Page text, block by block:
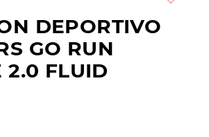
DEPORTIVO
GO RUN
2.0 FLUID
skechers slip-ins
4
championes